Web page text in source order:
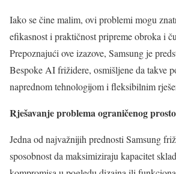
Iako se čine malim, ovi problemi mogu
efikasnost i praktičnost pripreme obroka i
Prepoznajući ove izazove, Samsung je
Bespoke AI frižidere, osmišljene da takve
naprednom tehnologijom i fleksibilnim
Rješavanje problema ograničenog
Jedna od najvažnijih prednosti Samsung
sposobnost da maksimiziraju kapacitet